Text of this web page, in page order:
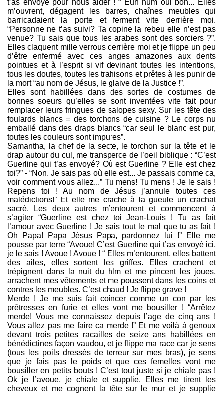
t’as envoyé pour nous aider ! “ Euh hum oui bon... Elles
m’ouvrent, dégagent les barres, chaînes meubles qui
barricadaient la porte et ferment vite derrière moi.
“Personne ne t’as suivi? Ta copine la rebeu elle n’est pas
venue? Tu sais que tous les arabes sont des sorciers ?”.
Elles claquent mille verrous derrière moi et je flippe un peu
d’être enfermé avec ces anges amazones aux dents
pointues et à l’esprit si vif devinant toutes les intentions,
tous les doutes, toutes les trahisons et prêtes à les punir de
la mort “au nom de Jésus, le glaive de la Justice !”.
Elles sont habillées dans des sortes de costumes de
bonnes soeurs qu’elles se sont inventées vite fait pour
remplacer leurs fringues de salopes sexy. Sur les tête des
foulards blancs = des torchons de cuisine ? Le corps nu
emballé dans des draps blancs “car seul le blanc est pur,
toutes les couleurs sont impures”.
Samantha, la chef de la secte, le torchon sur la tête et le
drap autour du cul, me transperce de l’oeil biblique : “C’est
Guerline qui t’as envoyé? Où est Guerline ? Elle est chez
toi?” - “Non. Je sais pas où elle est... Je passais comme ca,
voir comment vous allez...” Tu mens! Tu mens ! Je le sais !
Repens toi ! Au nom de Jésus j’annule toutes ces
malédictions!” Et elle me crache à la gueule un crachat
sacré. Les deux autres m’entourent et commencent à
s’agiter “Guerline est chez toi Jean-Louis ! Tu as fait
l’amour avec Guerline ! Je sais tout le mal que tu as fait !
Oh Papa! Papa Jésus Papa, pardonnez lui !” Elle me
pousse par terre “Avoue! C’est Guerline qui t’as envoyé ici,
je le sais ! Avoue ! Avoue ! “ Elles m’entourent, elles battent
des ailes, elles sortent les griffes. Elles crachent et
trépignent dans la nuit du hlm et me pincent les joues,
arrachent mes vêtements et me poussent dans les coins et
contres les meubles. C’est chaud ! Je flippe grave !
Merde ! Je me suis fait coincer comme un con par les
prêtresses en furie et elles vont me bousiller ! “Arrêtez
merde! Vous me connaissez depuis l’age de cinq ans !
Vous allez pas me faire ca merde !” Et me voilà à genoux
devant trois petites racailles de seize ans habillées en
bénédictines façon vaudou, et je flippe ma race car je sens
(tous les poils dressés de terreur sur mes bras), je sens
que je fais pas le poids et que ces femelles vont me
bousiller en petits bouts ! C’est tout juste si je chiale pas !
Ok je l’avoue, je chiale et supplie. Elles me tirent les
cheveux et me cognent la tête sur le mur et je supplie